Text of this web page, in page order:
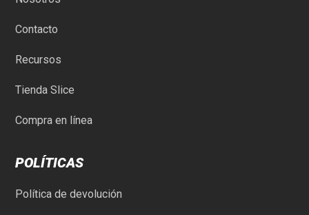
Contacto
Recursos
Tienda Slice
Compra en línea
POLÍTICAS
Política de devolución